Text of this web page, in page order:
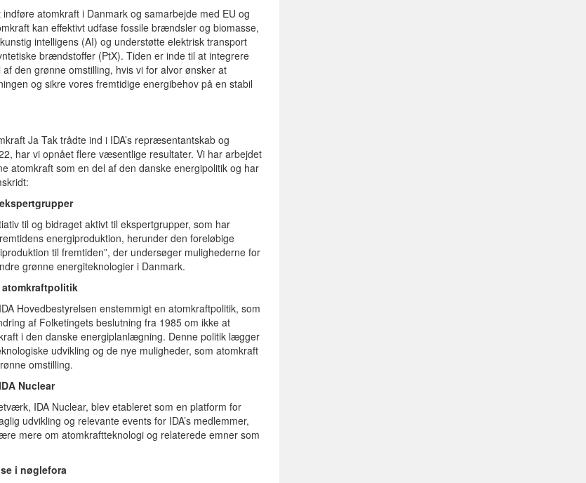
atomkraft i Danmark og samarbejde med EU og
kan effektivt udfase fossile brændsler og biomasse,
intelligens (AI) og understøtte elektrisk transport
brændstoffer (PtX). Tiden er inde til at integrere
den grønne omstilling, hvis vi for alvor ønsker at
og sikre vores fremtidige energibehov på en stabil
Ja Tak trådte ind i IDA’s repræsentantskab og
har vi opnået flere væsentlige resultater. Vi har arbejdet
atomkraft som en del af den danske energipolitik og har
til og bidraget aktivt til ekspertgrupper, som har
energiproduktion, herunder den foreløbige
til fremtiden”, der undersøger mulighederne for
grønne energiteknologier i Danmark.
atomkraftpolitik
Hovedbestyrelsen enstemmigt en atomkraftpolitik, som
af Folketingets beslutning fra 1985 om ikke at
i den danske energiplanlægning. Denne politik lægger
udvikling og de nye muligheder, som atomkraft
omstilling.
Nuclear
IDA Nuclear, blev etableret som en platform for
udvikling og relevante events for IDA’s medlemmer,
mere om atomkraftteknologi og relaterede emner som
i nøglefora